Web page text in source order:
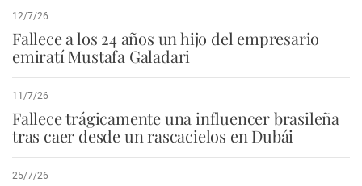
12/7/26
Fallece a los 24 años un hijo del empresario
emiratí Mustafa Galadari
11/7/26
Fallece trágicamente una influencer brasileña
tras caer desde un rascacielos en Dubái
25/7/26